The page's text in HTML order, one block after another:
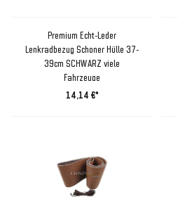
Premium Echt-Leder
Lenkradbezug Schoner Hülle 37-
39cm SCHWARZ viele
Fahrzeuge
14,14 €*